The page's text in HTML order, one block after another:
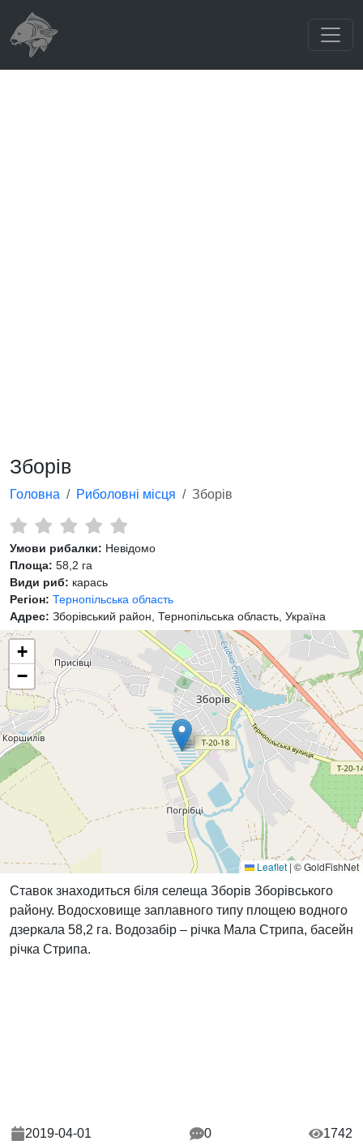
Зборів
Головна Риболовні місця Зборів
Умови рибалки: Невідомо
Площа: 58,2 га
Види риб: карась
Регіон: Тернопільська область
Адрес: Зборівський район, Тернопільська область, Україна
+
−
Leaflet | © GoldFishNet
Ставок знаходиться біля селеща Зборів Зборівського
району. Водосховище заплавного типу площею водного
дзеркала 58,2 га. Водозабір – річка Мала Стрипа, басейн
річка Стрипа.
2019-04-01 0 1742